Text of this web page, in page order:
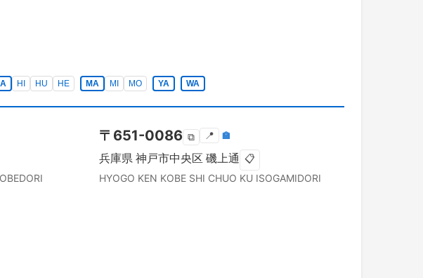
HI HU HE MA MI MO YA WA
〒 651-0086 ⧉ 📍 🏣
兵庫県 神戸市中央区 磯上通 📋
HYOGO KEN KOBE SHI CHUO KU ISOGAMIDORI